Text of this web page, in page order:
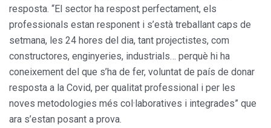
resposta. “El sector ha respost perfectament, els
professionals estan responent i s’està treballant caps de
setmana, les 24 hores del dia, tant projectistes, com
constructores, enginyeries, industrials… perquè hi ha
coneixement del que s’ha de fer, voluntat de país de donar
resposta a la Covid, per qualitat professional i per les
noves metodologies més col·laboratives i integrades” que
ara s’estan posant a prova.